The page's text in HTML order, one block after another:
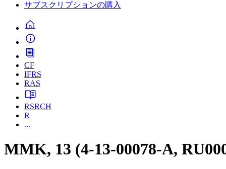
サブスクリプションの購入
CF
IFRS
RAS
RSRCH
R
...
MMK, 13 (4-13-00078-A,